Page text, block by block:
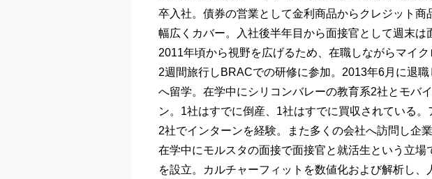
卒入社。債券の営業として金利商品からクレジット商
幅広くカバー。入社後半年目から面接官として週末は
2011年頃から視野を広げるため、在職しながらマイ
2週間旅行しBRACでの研修に参加。2013年6月に退
へ留学。在学中にシリコンバレーの教育系2社とモバ
ン。1社はすでに倒産、1社はすでに買収されている
2社でインターンを経験。また多くの会社へ訪問し企
在学中にモルスタの面接で面接官と就活生という立
を設立。カルチャーフィットを数値化および解析し